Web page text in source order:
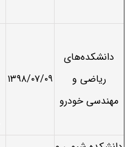
دانشکده‌های
ریاضی و
مهندسی خودرو
۱۳۹۸/۰۷/۰۹